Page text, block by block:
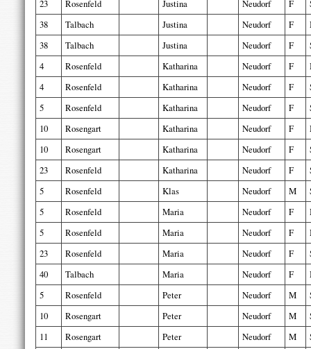
23
Rosenfeld Justina Neudorf F
38
Talbach Justina Neudorf F
38
Talbach Justina Neudorf F
4
Rosenfeld Katharina Neudorf F
4
Rosenfeld Katharina Neudorf F
5
Rosenfeld Katharina Neudorf F
10
Rosengart Katharina Neudorf F
10
Rosengart Katharina Neudorf F
23
Rosenfeld Katharina Neudorf F
5
Rosenfeld Klas Neudorf M
5
Rosenfeld Maria Neudorf F
5
Rosenfeld Maria Neudorf F
23
Rosenfeld Maria Neudorf F
40
Talbach Maria Neudorf F
5
Rosenfeld Peter Neudorf M
10
Rosengart Peter Neudorf M
11
Rosengart Peter Neudorf M